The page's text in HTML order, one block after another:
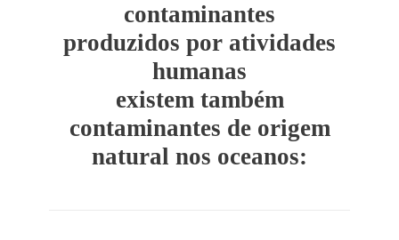
contaminantes
produzidos por atividades
humanas
existem também
contaminantes de origem
natural nos oceanos: